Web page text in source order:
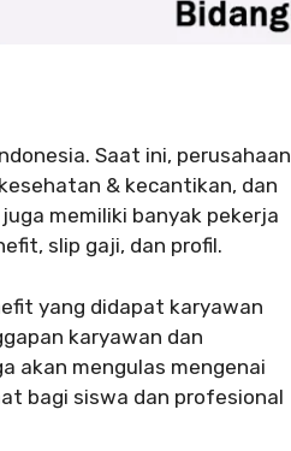
Saat ini, perusahaan
& kecantikan, dan
memiliki banyak pekerja
slip gaji, dan profil.
yang didapat karyawan
karyawan dan
akan mengulas mengenai
bagi siswa dan profesional